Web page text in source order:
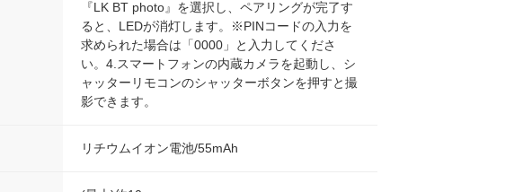
『LK BT photo』を選択し、ペアリングが完了す
ると、LEDが消灯します。※PINコードの入力を
求められた場合は「0000」と入力してくださ
い。4.スマートフォンの内蔵カメラを起動し、シ
ャッターリモコンのシャッターボタンを押すと撮
影できます。
リチウムイオン電池/55mAh